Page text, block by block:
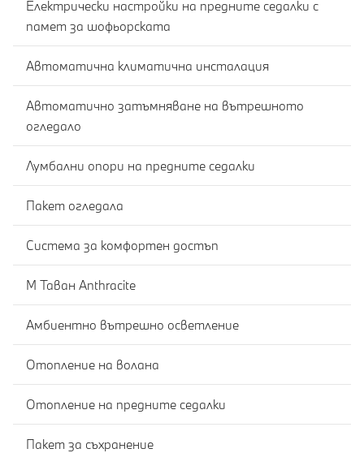
Електрически настройки на предните седалки с
памет за шофьорската
Автоматична климатична инсталация
Автоматично затъмняване на вътрешното
огледало
Лумбални опори на предните седалки
Пакет огледала
Система за комфортен достъп
M Таван Anthracite
Амбиентно вътрешно осветление
Отопление на волана
Отопление на предните седалки
Пакет за съхранение